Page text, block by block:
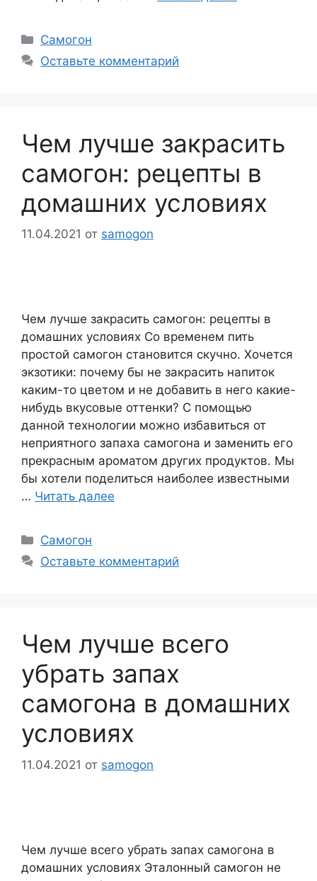
Рубрики
Самогон
Оставьте комментарий
Чем лучше закрасить
самогон: рецепты в
домашних условиях
11.04.2021 от samogon
Чем лучше закрасить самогон: рецепты в
домашних условиях Со временем пить
простой самогон становится скучно. Хочется
экзотики: почему бы не закрасить напиток
каким-то цветом и не добавить в него какие-
нибудь вкусовые оттенки? С помощью
данной технологии можно избавиться от
неприятного запаха самогона и заменить его
прекрасным ароматом других продуктов. Мы
бы хотели поделиться наиболее известными
… Читать далее
Рубрики
Самогон
Оставьте комментарий
Чем лучше всего
убрать запах
самогона в домашних
условиях
11.04.2021 от samogon
Чем лучше всего убрать запах самогона в
домашних условиях Эталонный самогон не